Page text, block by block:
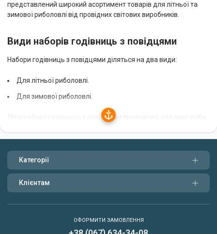
представлений широкий асортимент товарів для літньої та
зимової риболовлі від провідних світових виробників.
Види наборів годівниць з повідцями
Набори годівниць з повідцями діляться на два види:
Для літньої риболовлі.
Для зимової риболовлі.
Літні набори годівниць з повідцями призначені для лову риби
в теплу пору року. Вони виготовляються з легких матеріалів,
таких як пластик або пінопласт. Зимові набори годівниць з
Вони виготовляються з більш міцних матеріалів, таких як
метал або дерево.
Як вибрати набір годівниць з повідцями
Категорії
Клієнтам
ОФОРМИТИ ЗАМОВЛЕННЯ